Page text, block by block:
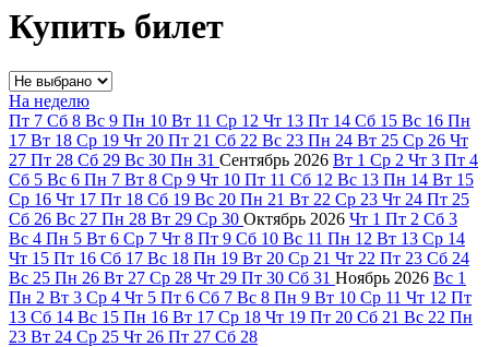
Купить билет
На неделю
Пт 7 Сб 8 Вс 9 Пн 10 Вт 11 Ср 12 Чт 13 Пт 14 Сб 15 Вс 16 Пн
17 Вт 18 Ср 19 Чт 20 Пт 21 Сб 22 Вс 23 Пн 24 Вт 25 Ср 26 Чт
27 Пт 28 Сб 29 Вс 30 Пн 31 Сентябрь 2026 Вт 1 Ср 2 Чт 3 Пт 4
Сб 5 Вс 6 Пн 7 Вт 8 Ср 9 Чт 10 Пт 11 Сб 12 Вс 13 Пн 14 Вт 15
Ср 16 Чт 17 Пт 18 Сб 19 Вс 20 Пн 21 Вт 22 Ср 23 Чт 24 Пт 25
Сб 26 Вс 27 Пн 28 Вт 29 Ср 30 Октябрь 2026 Чт 1 Пт 2 Сб 3
Вс 4 Пн 5 Вт 6 Ср 7 Чт 8 Пт 9 Сб 10 Вс 11 Пн 12 Вт 13 Ср 14
Чт 15 Пт 16 Сб 17 Вс 18 Пн 19 Вт 20 Ср 21 Чт 22 Пт 23 Сб 24
Вс 25 Пн 26 Вт 27 Ср 28 Чт 29 Пт 30 Сб 31 Ноябрь 2026 Вс 1
Пн 2 Вт 3 Ср 4 Чт 5 Пт 6 Сб 7 Вс 8 Пн 9 Вт 10 Ср 11 Чт 12 Пт
13 Сб 14 Вс 15 Пн 16 Вт 17 Ср 18 Чт 19 Пт 20 Сб 21 Вс 22 Пн
23 Вт 24 Ср 25 Чт 26 Пт 27 Сб 28